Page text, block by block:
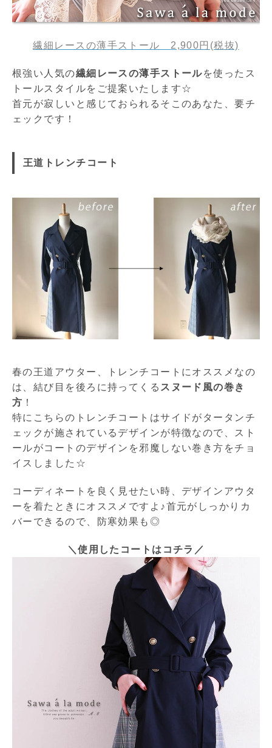
繊細レースの薄手ストール 2,900円 (税抜)
根強い人気の繊細レースの薄手ストールを使ったス
トールスタイルをご提案いたします☆
首元が寂しいと感じておられるそこのあなた、要チ
ェックです！
王道トレンチコート
春の王道アウター、トレンチコートにオススメなの
は、結び目を後ろに持ってくる スヌード風の巻き
方 ！
特にこちらのトレンチコートはサイドがタータンチ
ェックが施されているデザインが特徴なので、スト
ールがコートのデザインを邪魔しない巻き方をチョ
イスしました☆
コーディネートを良く見せたい時、デザインアウタ
ーを着たときにオススメですよ♪首元がしっかりカ
バーできるので、防寒効果も◎
＼使用したコートはコチラ／